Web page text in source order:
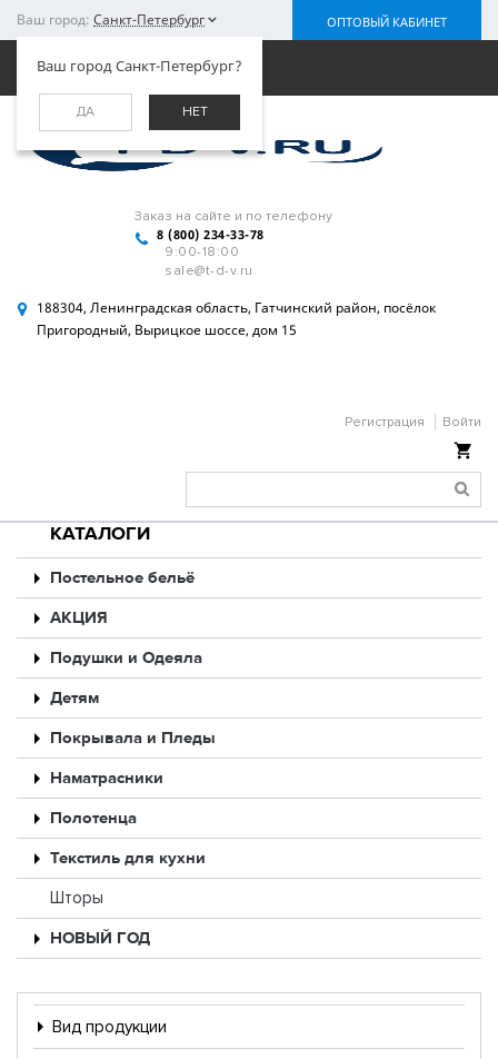
Ваш город: Санкт-Петербург
Ваш город Санкт-Петербург?
ДА НЕТ
ОПТОВЫЙ КАБИНЕТ
Заказ на сайте и по телефону
8 (800) 234-33-78
9:00-18:00
sale@t-d-v.ru
188304, Ленинградская область, Гатчинский район, посёлок
Пригородный, Вырицкое шоссе, дом 15
Регистрация Войти
Меню
КАТАЛОГИ
Постельное бельё
АКЦИЯ
Подушки и Одеяла
Детям
Покрывала и Пледы
Наматрасники
Полотенца
Текстиль для кухни
Шторы
НОВЫЙ ГОД
Вид продукции